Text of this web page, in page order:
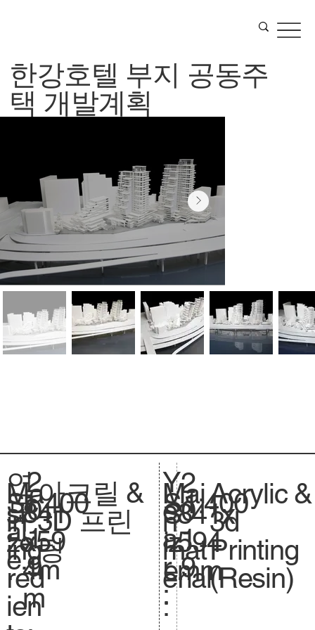
한강호텔 부지 공동주
택 개발계획
연
도
:
2
0
1
9
Ma
in
ing
red
ien
Sc
al
e.
아크릴 &
3D 프린
팅
1:400
si
ze
.
841
x59
4m
m
Y
e
a
r
:
Mai
n
mat
erial
:
S
.
S
iz
e.
2
0
1
9
1:400
841x
594
mm
Acrylic &
3d
Printing
(Resin)